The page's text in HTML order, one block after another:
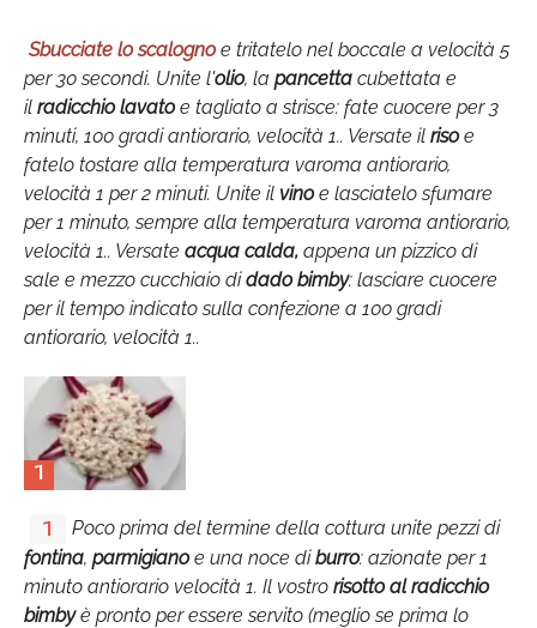
Sbucciate lo scalognoe tritatelo nel boccale a velocità 5
per 30 secondi. Unite l'olio, la pancetta cubettata e
il radicchio lavatoe tagliato a strisce: fate cuocere per 3
minuti, 100 gradi antiorario, velocità 1.. Versate il risoe
fatelo tostare alla temperatura varoma antiorario,
velocità 1 per 2 minuti. Unite il vinoe lasciatelo sfumare
per 1 minuto, sempre alla temperatura varoma antiorario,
velocità 1.. Versate acqua calda, appena un pizzico di
sale e mezzo cucchiaio didado bimby: lasciare cuocere
per il tempo indicato sulla confezione a 100 gradi
antiorario, velocità 1..
1
1
Poco prima del termine della cottura unite pezzi di
fontina, parmigianoe una noce diburro: azionate per 1
minuto antiorario velocità 1. Il vostro risotto al radicchio
bimbyè pronto per essere servito (meglio se prima lo